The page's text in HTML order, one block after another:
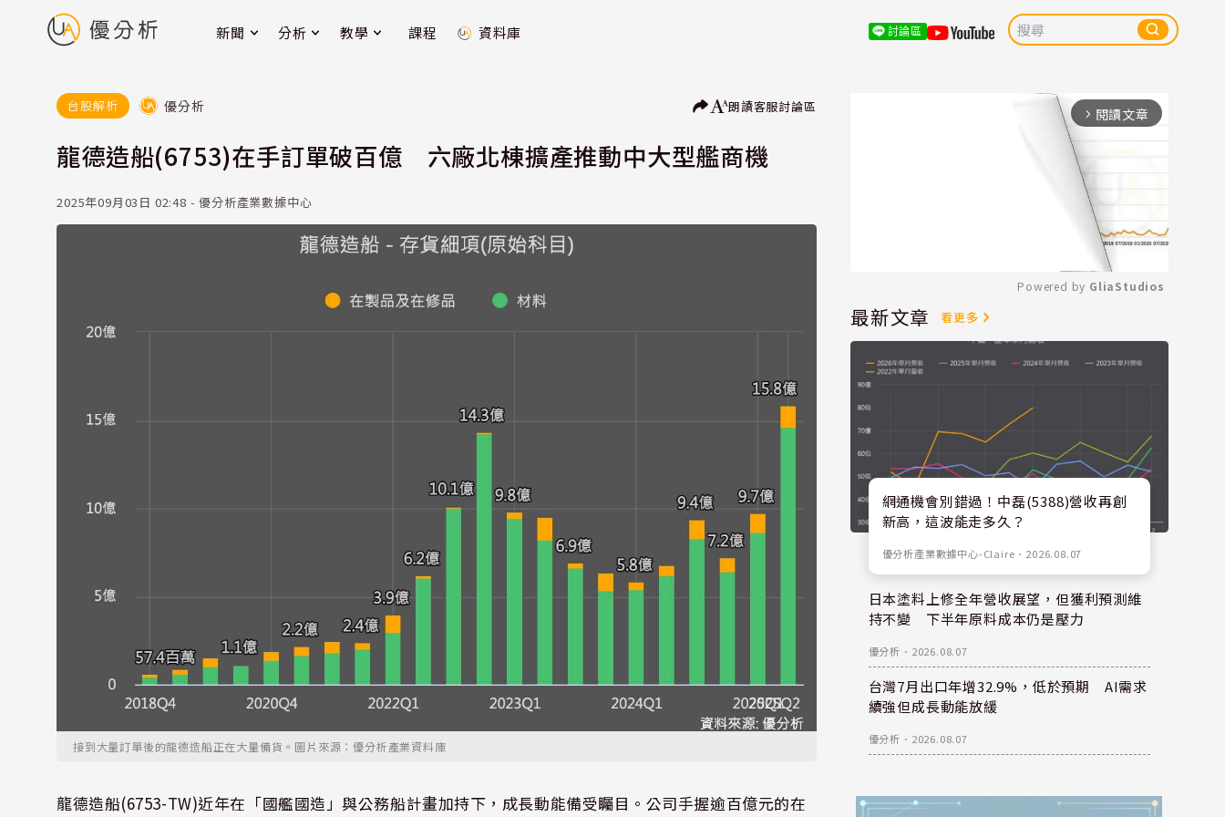
新聞 分析 教學 課程 資料庫 討論區
台股解析 優分析 朗讀客服討論區
龍德造船(6753)在手訂單破百億 六廠北棟擴產推動中大型艦商機
2025年09月03日 02:48 - 優分析產業數據中心
接到大量訂單後的龍德造船正在大量備貨。圖片來源：優分析產業資料庫
龍德造船(6753-TW)近年在「國艦國造」與公務船計畫加持下，成長動能備受矚目。公司手握逾百億元的在
arrow_forward_ios 閱讀文章
Mute
Powered by GliaStudios
最新文章 看更多
網通機會別錯過！中磊(5388)營收再創
新高，這波能走多久？
優分析產業數據中心-Claire ． 2026.08.07
日本塗料上修全年營收展望，但獲利預測維
持不變 下半年原料成本仍是壓力
優分析 ． 2026.08.07
台灣7月出口年增32.9%，低於預期 AI需求
續強但成長動能放緩
優分析 ． 2026.08.07